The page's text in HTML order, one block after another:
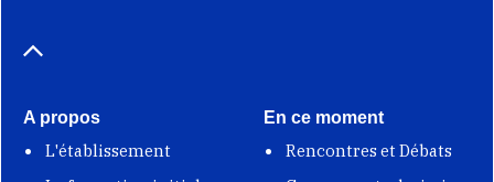
A propos
L'établissement
En ce moment
Rencontres et Débats